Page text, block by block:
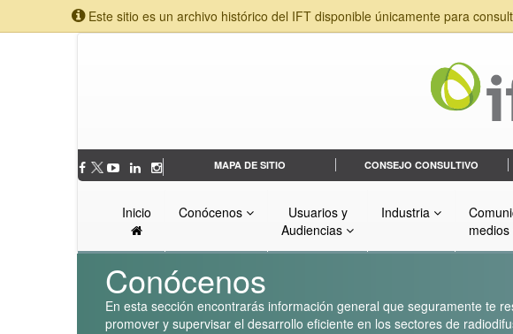
Este sitio es un archivo histórico del IFT disponible únicamente para
MAPA DE SITIO CONSEJO CONSULTIVO
Inicio Conócenos
Usuarios y
Audiencias
Industria
medios
Conócenos
En esta sección encontrarás información general que seguramente te
promover y supervisar el desarrollo eficiente en los sectores de